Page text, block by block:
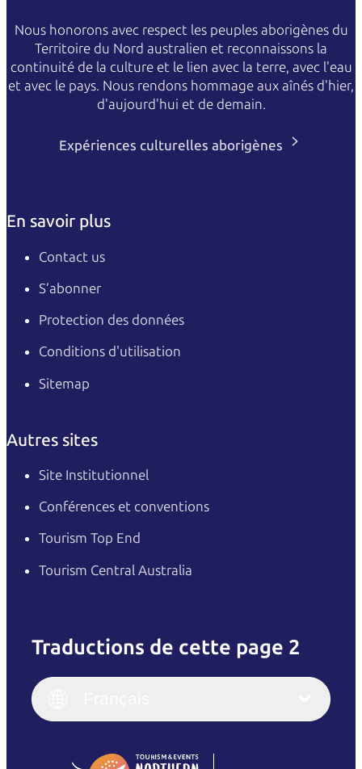
Nous honorons avec respect les peuples aborigènes du
Territoire du Nord australien et reconnaissons la
continuité de la culture et le lien avec la terre, avec l'eau
et avec le pays. Nous rendons hommage aux aînés d'hier,
d'aujourd'hui et de demain.
Expériences culturelles aborigènes
En savoir plus
Contact us
S’abonner
Protection des données
Conditions d'utilisation
Sitemap
Autres sites
Site Institutionnel
Conférences et conventions
Tourism Top End
Tourism Central Australia
Traductions de cette page 2
English
Italiano